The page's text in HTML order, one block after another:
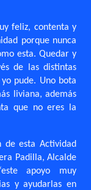
feliz, contenta y
porque nunca
esta. Quedar y
de las distintas
pude. Uno bota
liviana, además
que no eres la
de esta Actividad
Padilla, Alcalde
apoyo muy
y ayudarlas en